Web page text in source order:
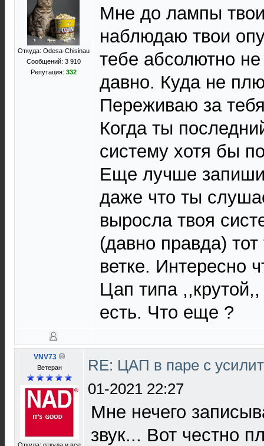
Откуда: Odesa-Chisinau
Сообщений: 3 910
Репутация: 332
Мне до лампы
наблюдаю твои
тебе абсолютно
давно. Куда не
Переживаю за
Когда ты
систему хотя бы
Еще лучше
даже что ты
выросла твоя
(давно правда)
ветке. Интересно
Цап типа
есть. Что еще ?
VNV73
Ветеран
RE: ЦАП в паре с
01-2021 22:27
Мне нечего
звук... Вот честно